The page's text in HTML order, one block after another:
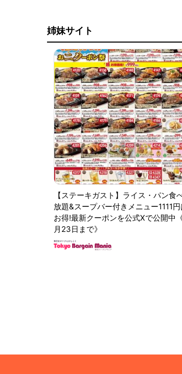
姉妹サイト
【ステーキガスト】ライス・パン食
放題&スープバー付きメニュー1111円
お得!最新クーポンを公式Xで公開中
月23日まで》